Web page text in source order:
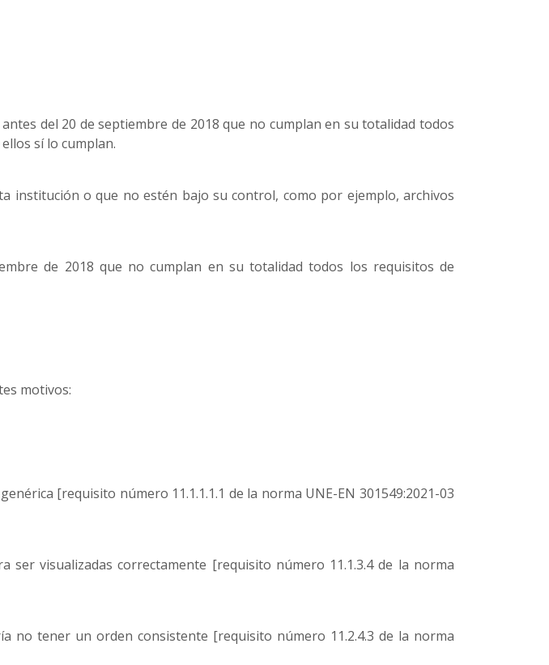
del 20 de septiembre de 2018 que no cumplan en su totalidad todos
sí lo cumplan.
institución o que no estén bajo su control, como por ejemplo, archivos
de 2018 que no cumplan en su totalidad todos los requisitos de
motivos:
[requisito número 11.1.1.1.1 de la norma UNE-EN 301549:2021-03
visualizadas correctamente [requisito número 11.1.3.4 de la norma
no tener un orden consistente [requisito número 11.2.4.3 de la norma